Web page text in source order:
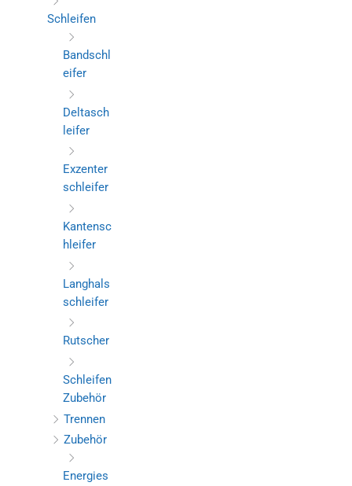
Schleifen
Bandschl
eifer
Deltasch
leifer
Exzenter
schleifer
Kantensc
hleifer
Langhals
schleifer
Rutscher
Schleifen
Zubehör
Trennen
Zubehör
Energies